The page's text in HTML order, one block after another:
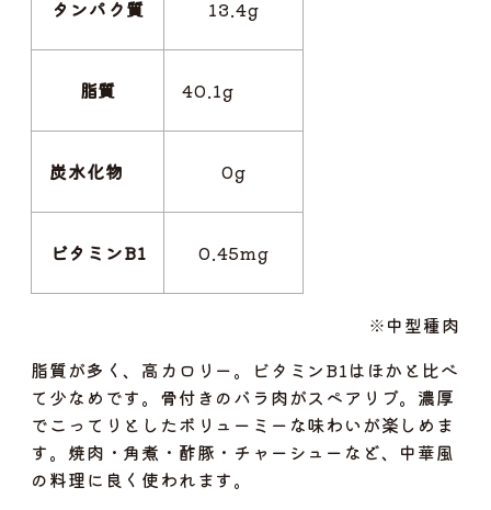
タンパク質 13.4g
脂質 40.1g
炭水化物 0g
ビタミンB1 0.45mg
※中型種肉
脂質が多く、高カロリー。ビタミンB1はほかと比べ
て少なめです。骨付きのバラ肉がスペアリブ。濃厚
でこってりとしたボリューミーな味わいが楽しめま
す。焼肉・角煮・酢豚・チャーシューなど、中華風
の料理に良く使われます。